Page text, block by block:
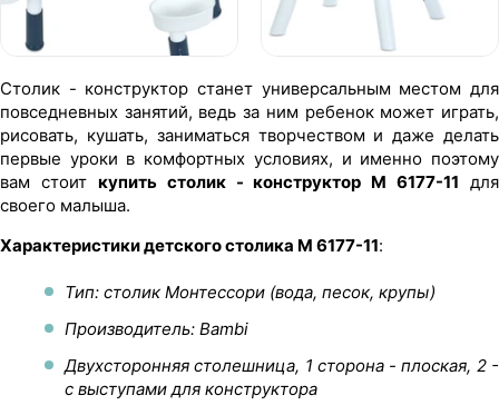
Столик - конструктор станет универсальным местом для
повседневных занятий, ведь за ним ребенок может играть,
рисовать, кушать, заниматься творчеством и даже делать
первые уроки в комфортных условиях, и именно поэтому
вам стоит купить столик - конструктор M 6177-11 для
своего малыша.
Характеристики детского столика M 6177-11:
Тип: столик Монтессори (вода, песок, крупы)
Производитель: Bambi
Двухсторонняя столешница, 1 сторона - плоская, 2 -
с выступами для конструктора